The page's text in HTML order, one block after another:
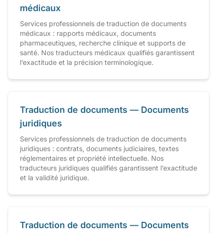
médicaux
Services professionnels de traduction de documents
médicaux : rapports médicaux, documents
pharmaceutiques, recherche clinique et supports de
santé. Nos traducteurs médicaux qualifiés garantissent
l’exactitude et la précision terminologique.
Traduction de documents — Documents
juridiques
Services professionnels de traduction de documents
juridiques : contrats, documents judiciaires, textes
réglementaires et propriété intellectuelle. Nos
traducteurs juridiques qualifiés garantissent l’exactitude
et la validité juridique.
Traduction de documents — Documents